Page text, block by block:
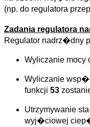
(np. do regulatora
Zadania regulatora
Regulator nadrz�dny
Wyliczanie mocy
Wyliczanie
funkcji 53
Utrzymywanie
wyj�ciowej